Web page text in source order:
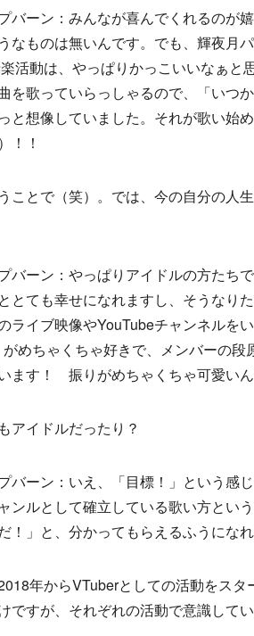
バーン：みんなが喜んでくれるの
なものは無いんです。でも、輝夜月
活動は、やっぱりかっこいいなぁと
を歌っていらっしゃるので、「いつ
と想像していました。それが歌い
！！
ことで（笑）。では、今の自分の人
バーン：やっぱりアイドルの方たち
とても幸せになれますし、そうなり
ライブ映像やYouTubeチャンネル
がめちゃくちゃ好きで、メンバーの
ます！ 振りがめちゃくちゃ可愛いん
アイドルだったり？
バーン：いえ、「目標！」という感
ンルとして確立している歌い方とい
！」と、分かってもらえるふうにな
年からVTuberとしての活動をス
ですが、それぞれの活動で意識して